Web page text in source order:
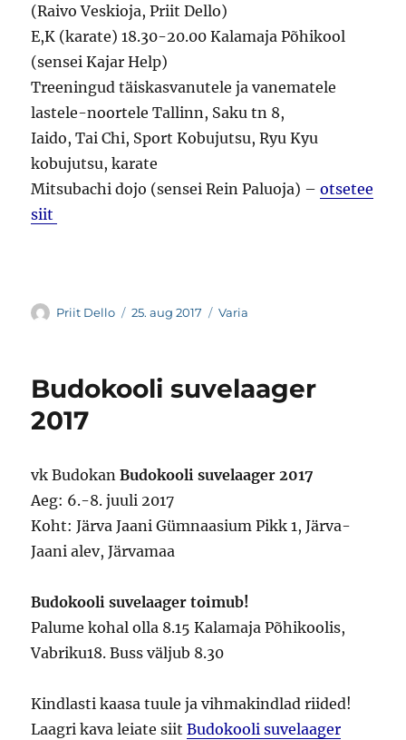
(Raivo Veskioja, Priit Dello)
E,K (karate) 18.30-20.00 Kalamaja Põhikool
(sensei Kajar Help)
Treeningud täiskasvanutele ja vanematele
lastele-noortele Tallinn, Saku tn 8,
Iaido, Tai Chi, Sport Kobujutsu, Ryu Kyu
kobujutsu, karate
Mitsubachi dojo (sensei Rein Paluoja) –otsetee
siit
Autor
Priit Dello Postitatud
25. aug 2017 Rubriigid
Varia
Budokooli suvelaager
2017
vk BudokanBudokooli suvelaager 2017
Aeg: 6.-8. juuli 2017
Koht: Järva Jaani Gümnaasium Pikk 1, Järva-
Jaani alev, Järvamaa
Budokooli suvelaager toimub!
Palume kohal olla 8.15 Kalamaja Põhikoolis,
Vabriku18. Buss väljub 8.30
Kindlasti kaasa tuule ja vihmakindlad riided!
Laagri kava leiate siitBudokooli suvelaager